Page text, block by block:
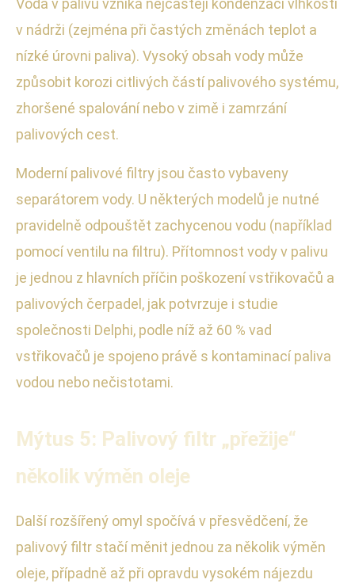
Voda v palivu vzniká nejčastěji kondenzací vlhkosti
v nádrži (zejména při častých změnách teplot a
nízké úrovni paliva). Vysoký obsah vody může
způsobit korozi citlivých částí palivového systému,
zhoršené spalování nebo v zimě i zamrzání
palivových cest.
Moderní palivové filtry jsou často vybaveny
separátorem vody. U některých modelů je nutné
pravidelně odpouštět zachycenou vodu (například
pomocí ventilu na filtru). Přítomnost vody v palivu
je jednou z hlavních příčin poškození vstřikovačů a
palivových čerpadel, jak potvrzuje i studie
společnosti Delphi, podle níž až 60 % vad
vstřikovačů je spojeno právě s kontaminací paliva
vodou nebo nečistotami.
Mýtus 5: Palivový filtr „přežije“
několik výměn oleje
Další rozšířený omyl spočívá v přesvědčení, že
palivový filtr stačí měnit jednou za několik výměn
oleje, případně až při opravdu vysokém nájezdu